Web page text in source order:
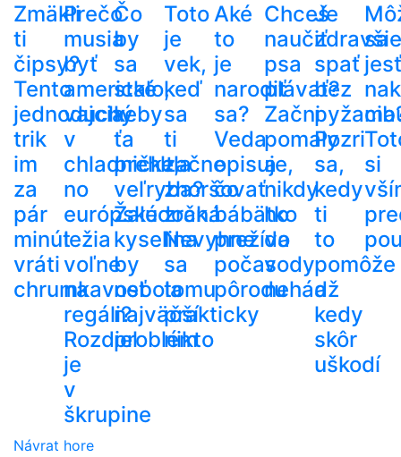
Zmäkli
ti
čipsy?
Tento
jednoduchý
trik
im
za
pár
minút
vráti
chrumkavosť
Prečo
musia
byť
americké
vajcia
v
chladničke,
no
európske
ležia
voľne
na
regáli?
Rozdiel
je
v
škrupine
Čo
by
sa
stalo,
keby
ťa
prehltla
veľryba?
Žalúdočná
kyselina
by
nebola
najväčší
problém
Toto
je
vek,
keď
sa
ti
začne
zhoršovať
zrak.
Nevyhne
sa
tomu
prakticky
nikto
Aké
to
je
narodiť
sa?
Veda
opisuje,
čo
bábätko
prežíva
počas
pôrodu
Chceš
naučiť
psa
plávať?
Začni
pomaly
a
nikdy
ho
do
vody
nehádž
Je
zdravšie
spať
bez
Pozri
sa,
kedy
ti
to
pomôže
a
kedy
skôr
uškodí
sa
jesť
si
Návrat hore